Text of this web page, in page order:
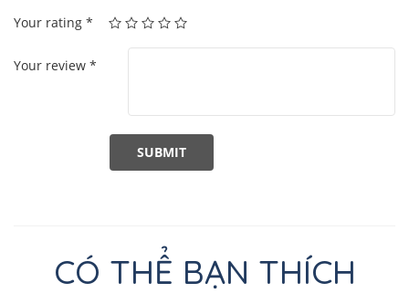
Your rating *
Your review *
CÓ THỂ BẠN THÍCH